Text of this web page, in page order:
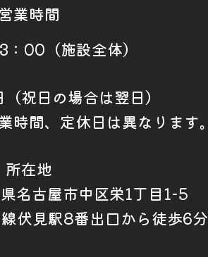
業時間
00（施設全体）
祝日の場合は翌日）
間、定休日は異なります。
所在地
名古屋市中区栄1丁目1-5
伏見駅8番出口から徒歩6分